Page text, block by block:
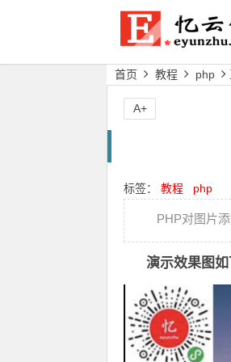
首页 教程 php
标签： 教程 php
PHP对图片
演示效果图
A+